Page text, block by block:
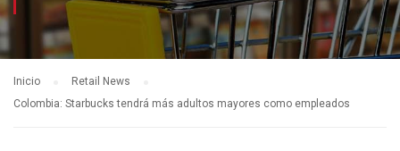
Inicio
Retail News
Colombia: Starbucks tendrá más adultos mayores como empleados